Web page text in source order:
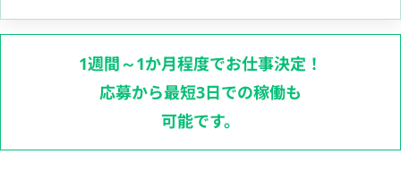
1週間～1か月程度でお仕事決定！
応募から最短3日での稼働も
可能です。